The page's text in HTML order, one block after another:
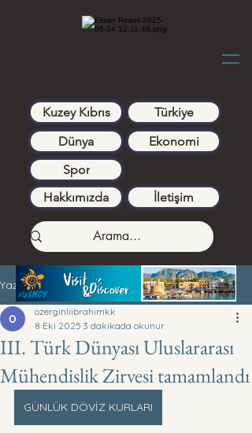
Kuzey Kıbrıs
Türkiye
Dünya
Ekonomi
Spor
Hakkımızda
İletişim
Yazı
III. Türk Dünyası Uluslararası
Mühendislik Zirvesi tamamlandı
ozerginliibrahimkk
8 Eki 2025 3 dakikada okunur
GÜNLÜK DÖVİZ KURLARI